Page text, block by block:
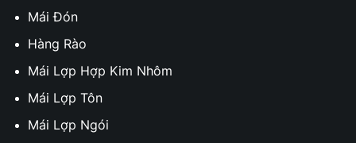
Mái Đón
Hàng Rào
Mái Lợp Hợp Kim Nhôm
Mái Lợp Tôn
Mái Lợp Ngói